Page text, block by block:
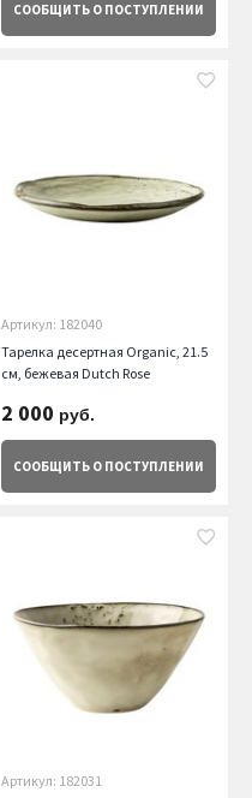
СООБЩИТЬ О ПОСТУПЛЕНИИ
Артикул: 182040
Тарелка десертная Organic, 21.5
см, бежевая Dutch Rose
2 000 руб.
СООБЩИТЬ О ПОСТУПЛЕНИИ
Артикул: 182031